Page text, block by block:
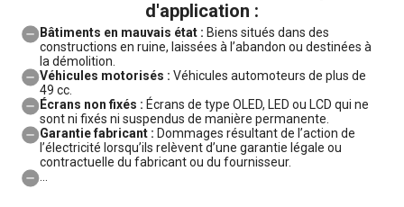
d'application :
Bâtiments en mauvais état : Biens situés dans des
constructions en ruine, laissées à l’abandon ou destinées à
la démolition.
Véhicules motorisés : Véhicules automoteurs de plus de
49 cc.
Écrans non fixés : Écrans de type OLED, LED ou LCD qui ne
sont ni fixés ni suspendus de manière permanente.
Garantie fabricant : Dommages résultant de l’action de
l’électricité lorsqu’ils relèvent d’une garantie légale ou
contractuelle du fabricant ou du fournisseur.